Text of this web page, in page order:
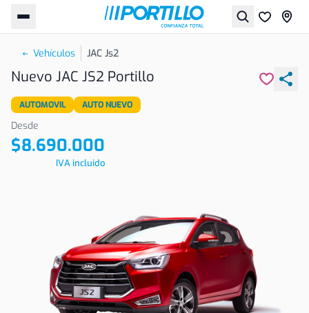
Vehículos JAC Js2
Nuevo JAC JS2 Portillo
AUTOMOVIL AUTO NUEVO
Desde
$8.690.000
IVA incluido